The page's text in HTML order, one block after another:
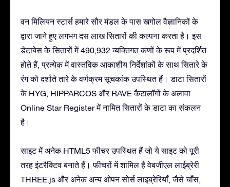
वन मिलियन स्टार्स हमारे सौर मंडल के पास खगोल वैज्ञानिकों के
द्वारा जाने हुए लगभग दस लाख सितारों की कल्पना करता है। इस
डेटाबेस के सितारों में 490,932 व्यक्तिगत कणों के रूप में प्रदर्शित
होते हैं, प्रत्येक में वास्तविक आकाशीय निर्देशांकों के साथ सितारे के
रंग को दर्शाते तारे के वर्णक्रम सूचकांक उपस्थित हैं। डाटा सितारों
के HYG, HIPPARCOS और RAVE कैटालॉगों के अलावा
Online Star Register में नामित सितारों के डाटा का संकलन
है।
साइट में अनेक HTML5 फीचर उपस्थित हैं जो ये साइट को पूरी
तरह इंटरैक्टिव बनाते हैं। फीचरों में शामिल है वेबजीएल लाईब्रेरी
THREE.js और अनेक अन्य ओपन सोर्स लाइब्रेरियाँ, जैसे चाँस,